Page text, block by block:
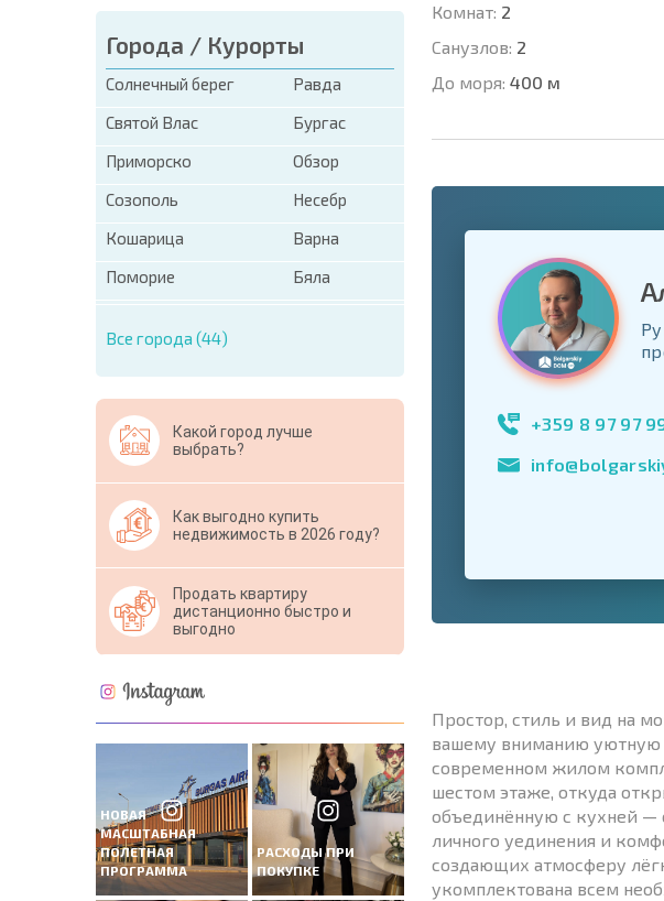
Города / Курорты
Солнечный берег
Равда
Святой Влас
Бургас
Приморско
Обзор
Созополь
Несебр
Кошарица
Варна
Поморие
Бяла
Все города (44)
Какой город лучше
выбрать?
Как выгодно купить
недвижимость в 2026 году?
Продать квартиру
дистанционно быстро и
выгодно
НОВАЯ
МАСШТАБНАЯ
ПОЛЕТНАЯ
ПРОГРАММА
РАСХОДЫ ПРИ
ПОКУПКЕ
Комнат: 2
Санузлов: 2
До моря: 400 м
United
+1
* Поля обязательные для
Свернуть форму
+359 8 97 97
Простор, стиль и вид на
вашему вниманию уютную
современном жилом
шестом этаже, откуда
объединённую с кухней —
личного уединения и
создающих атмосферу
укомплектована всем